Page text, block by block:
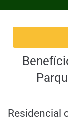
Residencial